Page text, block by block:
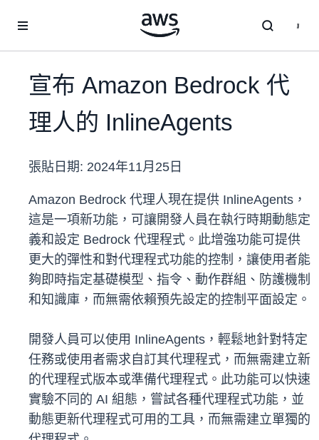
宣布 Amazon Bedrock 代
理人的 InlineAgents
張貼日期: 2024年11月25日
Amazon Bedrock 代理人現在提供 InlineAgents，
這是一項新功能，可讓開發人員在執行時期動態定
義和設定 Bedrock 代理程式。此增強功能可提供
更大的彈性和對代理程式功能的控制，讓使用者能
夠即時指定基礎模型、指令、動作群組、防護機制
和知識庫，而無需依賴預先設定的控制平面設定。
開發人員可以使用 InlineAgents，輕鬆地針對特定
任務或使用者需求自訂其代理程式，而無需建立新
的代理程式版本或準備代理程式。此功能可以快速
實驗不同的 AI 組態，嘗試各種代理程式功能，並
動態更新代理程式可用的工具，而無需建立單獨的